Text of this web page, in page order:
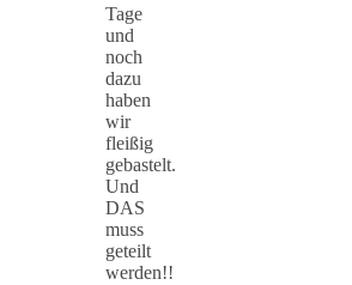
Tage
und
noch
dazu
haben
wir
fleißig
gebastelt.
Und
DAS
muss
geteilt
werden!!